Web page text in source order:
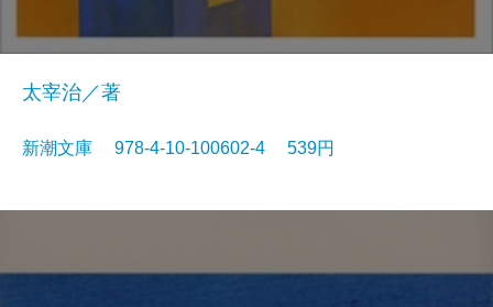
太宰治／著
新潮文庫 978-4-10-100602-4 539円